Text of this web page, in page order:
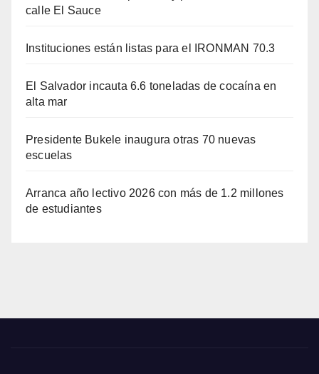
calle El Sauce
Instituciones están listas para el IRONMAN 70.3
El Salvador incauta 6.6 toneladas de cocaína en
alta mar
Presidente Bukele inaugura otras 70 nuevas
escuelas
Arranca año lectivo 2026 con más de 1.2 millones
de estudiantes